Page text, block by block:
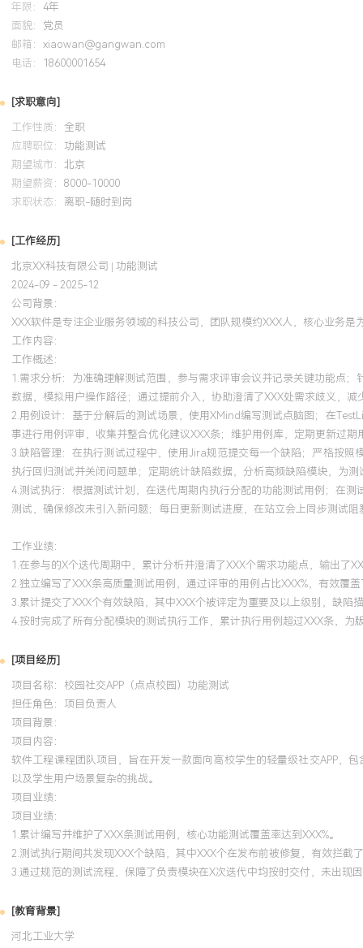
系统学习了软件测试生命周期、测试设计技术与测试管理知识。将
于校园社交APP项目，规范了测试用例设计模板与缺陷提交格式，使
准化程度提高，测试活动更具条理。
年限： 4年
面貌： 党员
邮箱： xiaowan@gangwan.com
电话：
18600001654
[求职意向]
工作性质： 全职
应聘职位： 功能测试
期望城市： 北京
期望薪资： 8000-10000
求职状态： 离职-随时到岗
[工作经历]
北京XX科技有限公司 | 功能测试
2024-09 - 2025-12
公司背景：
XXX软件是专注企业服务领域的科技公司，团队规模约XXX人，核心业务
工作内容：
工作概述：
1.需求分析：为准确理解测试范围，参与需求评审会议并记录关键功能点
数据，模拟用户操作路径；通过提前介入，协助澄清了XXX处需求歧义，减
2.用例设计：基于分解后的测试场景，使用XMind编写测试点脑图；在
事进行用例评审，收集并整合优化建议XXX条；维护用例库，定期更新过
3.缺陷管理：在执行测试过程中，使用Jira规范提交每一个缺陷；严格按
执行回归测试并关闭问题单；定期统计缺陷数据，分析高频缺陷模块，为
4.测试执行：根据测试计划，在迭代周期内执行分配的功能测试用例；在
测试，确保修改未引入新问题；每日更新测试进度，在站立会上同步测试
工作业绩：
1.在参与的X个迭代周期中，累计分析并澄清了XXX个需求功能点，输出了
2.独立编写了XXX条高质量测试用例，通过评审的用例占比XXX%，有效覆
3.累计提交了XXX个有效缺陷，其中XXX个被评定为重要及以上级别，缺陷
4.按时完成了所有分配模块的测试执行工作，累计执行用例超过XXX条，为
[项目经历]
项目名称：校园社交APP（点点校园）功能测试
担任角色： 项目负责人
项目背景：
项目内容：
软件工程课程团队项目，旨在开发一款面向高校学生的轻量级社交APP，
以及学生用户场景复杂的挑战。
项目业绩：
项目业绩：
1.累计编写并维护了XXX条测试用例，核心功能测试覆盖率达到XXX%。
2.测试执行期间共发现XXX个缺陷，其中XXX个在发布前被修复，有效拦截
3.通过规范的测试流程，保障了负责模块在X次迭代中均按时交付，未出现
[教育背景]
河北工业大学